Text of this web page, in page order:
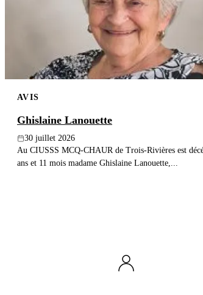
AVIS
Ghislaine Lanouette
30 juillet 2026
Au CIUSSS MCQ-CHAUR de Trois-Rivières est
ans et 11 mois madame Ghislaine Lanouette,...